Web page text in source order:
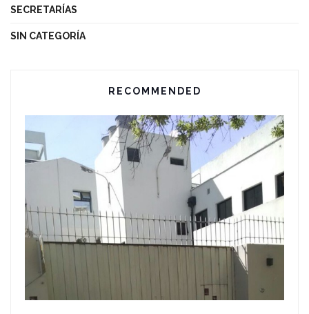
SECRETARÍAS
SIN CATEGORÍA
RECOMMENDED